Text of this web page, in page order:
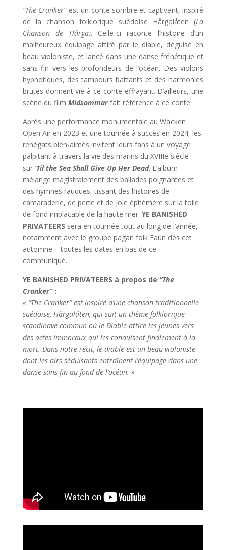
“The Cranker”est un conte sombre et captivant, inspiré
de la chanson folklorique suédoise Hårgalåten (La
Chanson de Hårga). Celle-ci raconte l’histoire d’un
malheureux équipage attiré par le diable, déguisé en
beau violoniste, et lancé dans une danse frénétique et
sans fin vers les profondeurs de l’océan. Des violons
hypnotiques, des tambours battants et des harmonies
brutes donnent vie à ce conte effrayant. D’ailleurs, une
scène du film Midsommarfait référence à ce conte.
Après une performance monumentale au Wacken
Open Air en 2023 et une tournée à succès en 2024, les
renégats bien-aimés invitent leurs fans à un voyage
palpitant à travers la vie des marins du XVIIIe siècle
sur ‘Til the Sea Shall Give Up Her Dead. L’album
mélange magistralement des ballades poignantes et
des hymnes rauques, tissant des histoires de
camaraderie, de perte et de joie éphémère sur la toile
de fond implacable de la haute mer. YE BANISHED
PRIVATEERS sera en tournée tout au long de l’année,
notamment avec le groupe pagan folk Faun dès cet
automne – toutes les dates en bas de ce
communiqué.
YE BANISHED PRIVATEERS à propos de “The
Cranker” :
« “The Cranker” est inspiré d’une chanson traditionnelle
suédoise, Hårgalåten, qui suit un thème folklorique
scandinave commun où le Diable attire les jeunes vers
des actes immoraux qui les conduisent finalement à la
mort. Dans notre récit, le diable est un beau violoniste
dont les airs séduisants entraînent l’équipage dans une
danse sans fin au fond de l’océan. »